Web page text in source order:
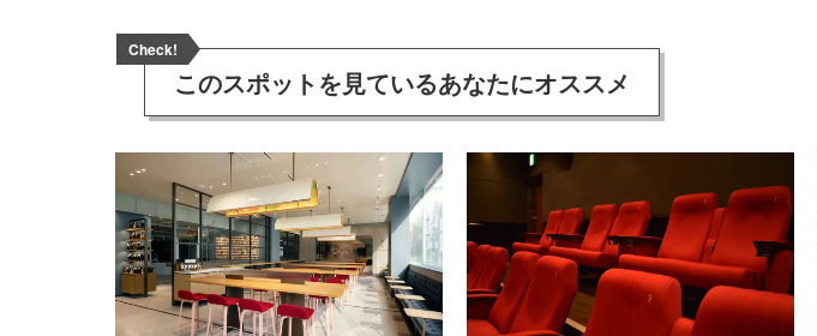
Check!
このスポットを見ているあなたにオススメ